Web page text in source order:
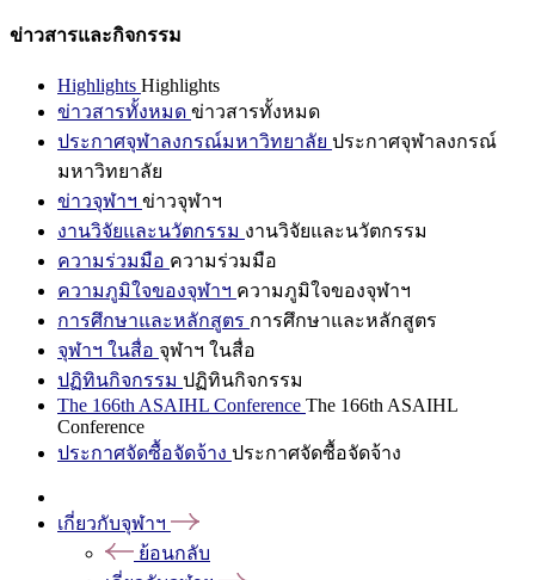
ข่าวสารและกิจกรรม
Highlights Highlights
ข่าวสารทั้งหมด ข่าวสารทั้งหมด
ประกาศจุฬาลงกรณ์มหาวิทยาลัย ประกาศจุฬาลงกรณ์
มหาวิทยาลัย
ข่าวจุฬาฯ ข่าวจุฬาฯ
งานวิจัยและนวัตกรรม งานวิจัยและนวัตกรรม
ความร่วมมือ ความร่วมมือ
ความภูมิใจของจุฬาฯ ความภูมิใจของจุฬาฯ
การศึกษาและหลักสูตร การศึกษาและหลักสูตร
จุฬาฯ ในสื่อ จุฬาฯ ในสื่อ
ปฏิทินกิจกรรม ปฏิทินกิจกรรม
The 166th ASAIHL Conference The 166th ASAIHL
Conference
ประกาศจัดซื้อจัดจ้าง ประกาศจัดซื้อจัดจ้าง
เกี่ยวกับจุฬาฯ
ย้อนกลับ